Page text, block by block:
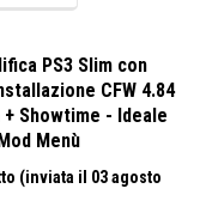
PS3 Slim con
CFW 4.84
+ Showtime - Ideale
Menù
(inviata il 03 agosto